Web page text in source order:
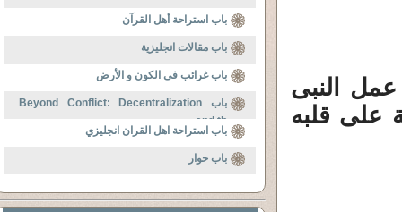
النبى
على قلبه
باب استراحة أهل القرآن
باب مقالات انجليزية
باب غرائب فى الكون و الأرض
باب Beyond Conflict: Decentralization
and th
باب استراحة اهل القران انجليزي
باب حوار